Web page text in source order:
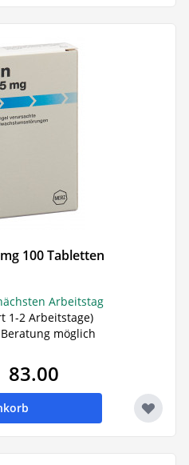
100 Tabletten
Arbeitstag
1-2 Arbeitstage)
möglich
83.00